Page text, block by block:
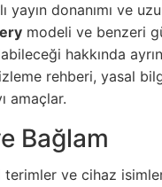
yayın donanımı ve
modeli ve benzeri
hakkında
rehberi, yasal
amaçlar.
Bağlam
ve cihaz